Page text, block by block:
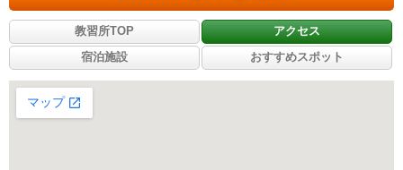
教習所TOP
アクセス
宿泊施設
おすすめスポット
大きな地図で見る